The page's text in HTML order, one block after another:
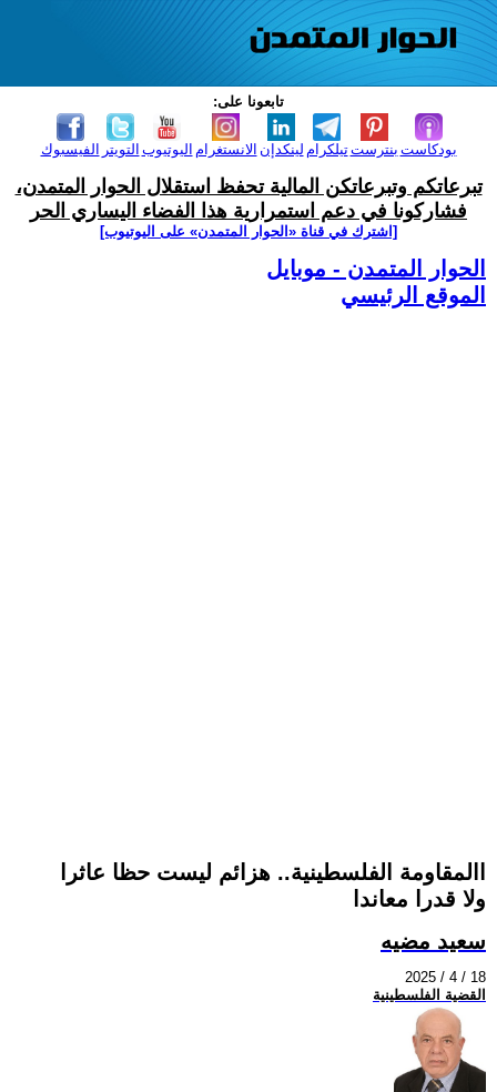
تابعونا على:
الفيسبوك التويتر اليوتيوب الانستغرام لينكدإن تيلكرامبنترست بودكاست
تبرعاتكم وتبرعاتكن المالية تحفظ استقلال الحوار المتمدن،
فشاركونا في دعم استمرارية هذا الفضاء اليساري الحر
[اشترك في قناة ‫«الحوار المتمدن» على اليوتيوب]
الحوار المتمدن - موبايل
الموقع الرئيسي
االمقاومة الفلسطينية.. هزائم ليست حظا عاثرا
ولا قدرا معاندا
سعيد مضيه
2025 / 4 / 18
القضية الفلسطينية